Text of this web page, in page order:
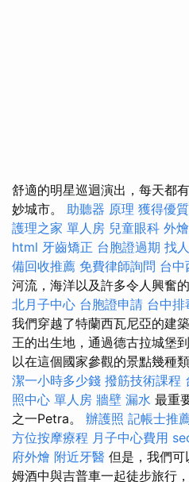
舒適的明星巡迴演出，每天都
妙城市。 助聽器 原理 獲得優
護理之家 單人房 兒童眼科 外
html 牙齒矯正 台胞證過期 找人
備回收推薦 免費律師詢問 台中
河流，海洋以及許多令人興奮
北月子中心 台胞證申請 台中排
我們穿越了特蘭西瓦尼亞的建
王的出生地，通過德古拉城堡
以在這個國家參觀的景點幾種
潔一小時多少錢 撥筋技術課程
照中心 單人房 牆壁 漏水 最重
之一Petra。 辦護照 記帳士推
方位按摩療程 月子中心費用
府外燴 附近牙醫 但是，我們
姆酒中與吉普車一起徒步旅行